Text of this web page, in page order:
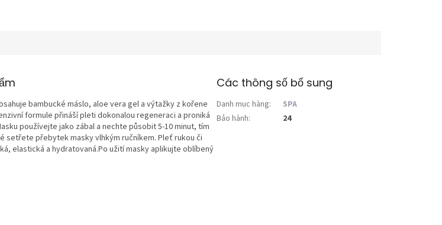
bambucké máslo, aloe vera gel a výtažky z kořene
formule přináší pleti dokonalou regeneraci a proniká
používejte jako zábal a nechte působit 5-10 minut, tím
setřete přebytek masky vlhkým ručníkem. Pleť rukou či
elastická a hydratovaná.Po užití masky aplikujte oblíbený
Các thông số bổ sung
Danh mục hàng:
SPA
Bảo hành: 24